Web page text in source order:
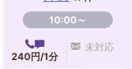
10:00～
240円/1分
未対応